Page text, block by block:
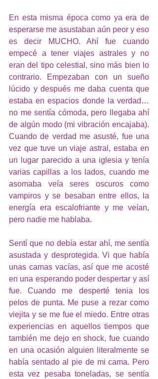
En esta misma época como ya era de
esperarse me asustaban aún peor y eso
es decir MUCHO. Ahí fue cuando
empecé a tener viajes astrales y no
eran del tipo celestial, sino más bien lo
contrario. Empezaban con un sueño
lúcido y después me daba cuenta que
estaba en espacios donde la verdad…
no me sentía cómoda, pero llegaba ahí
de algún modo (mi vibración encajaba).
Cuando de verdad me asusté, fue una
vez que tuve un viaje astral, estaba en
un lugar parecido a una iglesia y tenía
varias capillas a los lados, cuando me
asomaba veía seres oscuros como
vampiros y se besaban entre ellos, la
energía era escalofriante y me veían,
pero nadie me hablaba.
Sentí que no debía estar ahí, me sentía
asustada y desprotegida. Vi que había
unas camas vacías, así que me acosté
en una esperando poder despertar y así
fue. Cuando me desperté tenia los
pelos de punta. Me puse a rezar como
viejita y se me fue el miedo. Entre otras
experiencias en aquellos tiempos que
también me dejo en shock, fue cuando
en una ocasión alguien literalmente se
había sentado al pie de mi cama. Pero
esta vez pesaba toneladas, se sentía